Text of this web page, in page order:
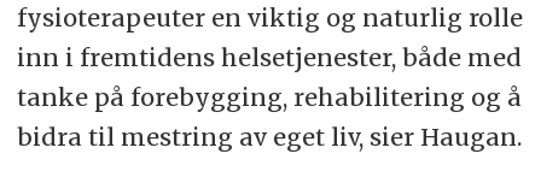
fysioterapeuter en viktig og naturlig rolle
inn i fremtidens helsetjenester, både med
tanke på forebygging, rehabilitering og å
bidra til mestring av eget liv, sier Haugan.